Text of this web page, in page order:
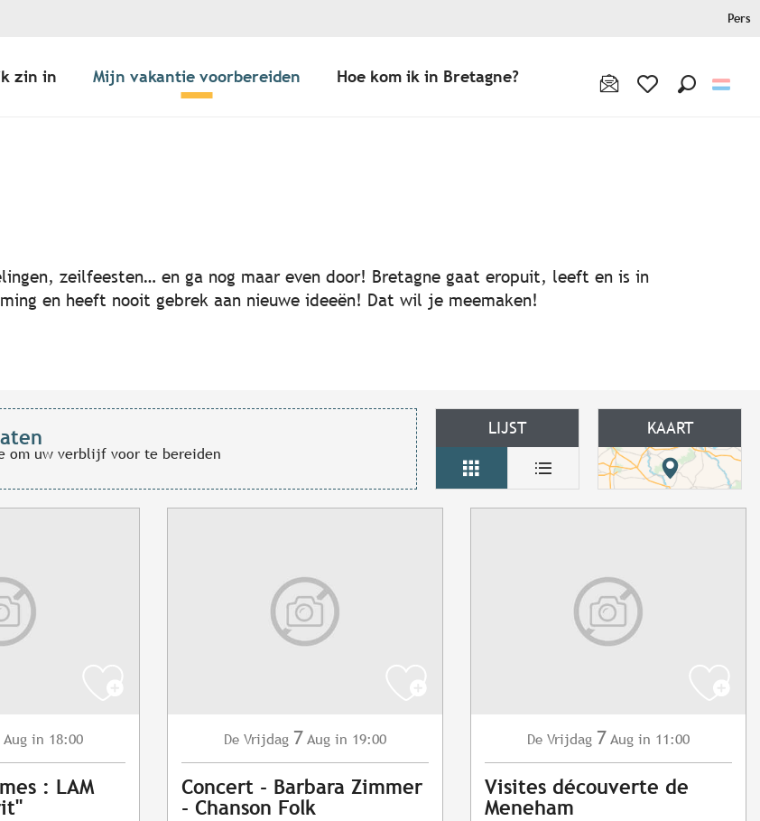
Pers
zin in Mijn vakantie voorbereiden Hoe kom ik in Bretagne?
favoris
zeilfeesten… en ga nog maar even door! Bretagne gaat eropuit, leeft en is in
en heeft nooit gebrek aan nieuwe ideeën! Dat wil je meemaken!
om uw verblijf voor te bereiden
LIJST KAART
Aug in 18:00
: LAM
De Vrijdag 7 Aug in 19:00
Concert - Barbara Zimmer
- Chanson Folk
De Vrijdag 7 Aug in 11:00
Visites découverte de
Meneham